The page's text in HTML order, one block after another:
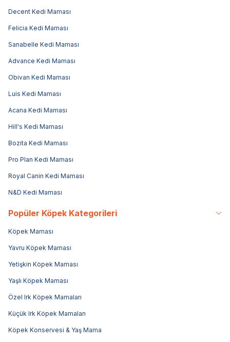
Decent Kedi Maması
Felicia Kedi Maması
Sanabelle Kedi Maması
Advance Kedi Maması
Obivan Kedi Maması
Luis Kedi Maması
Acana Kedi Maması
Hill's Kedi Maması
Bozita Kedi Maması
Pro Plan Kedi Maması
Royal Canin Kedi Maması
N&D Kedi Maması
Popüler Köpek Kategorileri
Köpek Maması
Yavru Köpek Maması
Yetişkin Köpek Maması
Yaşlı Köpek Maması
Özel Irk Köpek Mamaları
Küçük Irk Köpek Mamaları
Köpek Konservesi & Yaş Mama